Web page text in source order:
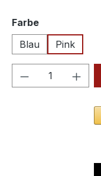
Farbeauswählen
Blau
Pink
Produkt